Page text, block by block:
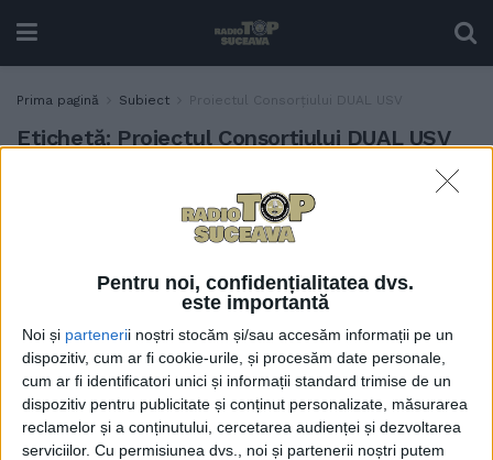
Pentru noi, confidențialitatea dvs.
este importantă
Noi și partenerii noștri stocăm și/sau accesăm informații pe un
dispozitiv, cum ar fi cookie-urile, și procesăm date personale,
cum ar fi identificatori unici și informații standard trimise de un
dispozitiv pentru publicitate și conținut personalizate, măsurarea
reclamelor și a conținutului, cercetarea audienței și dezvoltarea
serviciilor. Cu permisiunea dvs., noi și partenerii noștri putem
Prima pagină Subiect Proiectul Consorțiului DUAL USV
Etichetă: Proiectul Consorțiului DUAL USV
Proiectul Consorțiului
DUAL USV, care vizează
obținerea finanțării din
PNRR pentru înființarea
unui campus integrat
destinat învățămîntului
dual, locul III pe țară
22 IUNIE, 2023